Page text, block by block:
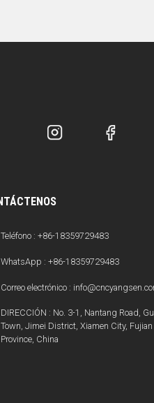
Teléfono :+86-18359729483
WhatsApp :+86-18359729483
Correo electrónico :
DIRECCIÓN : No. 3-1, Nantang Road,
Town, Jimei District, Xiamen City, Fujian
Province, China